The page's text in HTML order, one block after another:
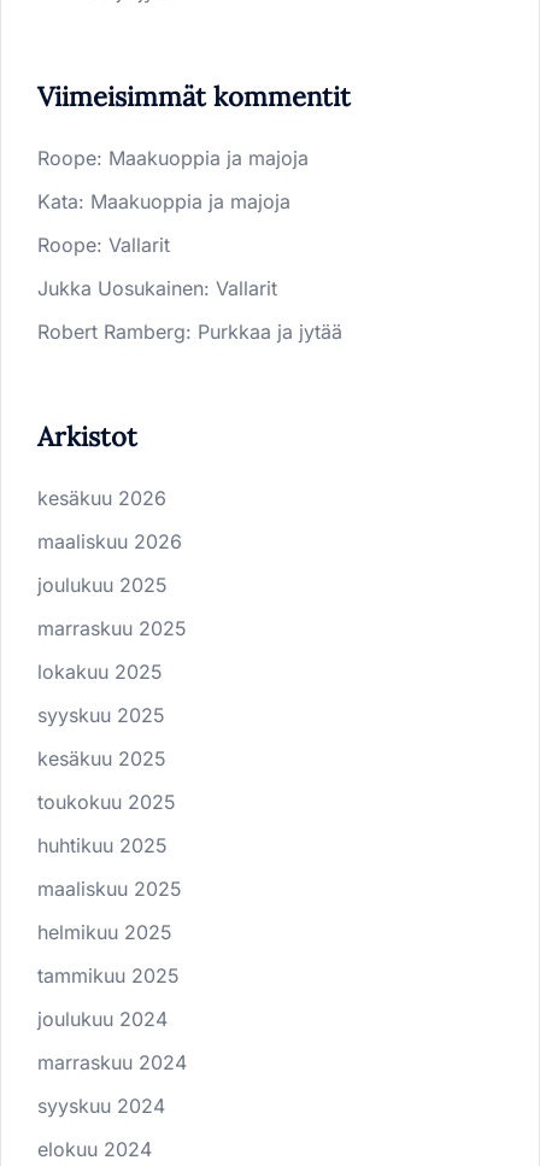
Viimeisimmät kommentit
Roope: Maakuoppia ja majoja
Kata: Maakuoppia ja majoja
Roope: Vallarit
Jukka Uosukainen: Vallarit
Robert Ramberg: Purkkaa ja jytää
Arkistot
kesäkuu 2026
maaliskuu 2026
joulukuu 2025
marraskuu 2025
lokakuu 2025
syyskuu 2025
kesäkuu 2025
toukokuu 2025
huhtikuu 2025
maaliskuu 2025
helmikuu 2025
tammikuu 2025
joulukuu 2024
marraskuu 2024
syyskuu 2024
elokuu 2024